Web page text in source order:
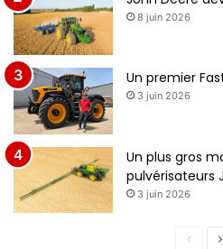
8 juin 2026
Un premier
3 juin 2026
Un plus gros
pulvérisateurs
3 juin 2026
Page